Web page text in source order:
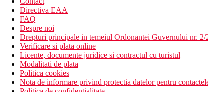
baschet
fitness
Activitati sportive contra cost
sporturi nautice pe plaja
wellness & spa
Masa
All inclusive:
Directiva EAA
FAQ
Despre noi
Drepturi principale in temeiul Ordonantei Guvernului nr. 2/
Verificare si plata online
Licente, documente juridice si contractul cu turistul
Modalitati de plata
Politica cookies
Nota de informare privind protectia datelor pentru